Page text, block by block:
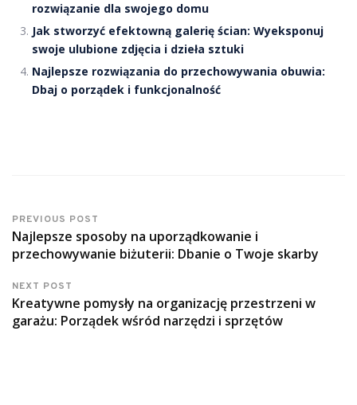
rozwiązanie dla swojego domu
Jak stworzyć efektowną galerię ścian: Wyeksponuj
swoje ulubione zdjęcia i dzieła sztuki
Najlepsze rozwiązania do przechowywania obuwia:
Dbaj o porządek i funkcjonalność
PREVIOUS POST
Najlepsze sposoby na uporządkowanie i
przechowywanie biżuterii: Dbanie o Twoje skarby
NEXT POST
Kreatywne pomysły na organizację przestrzeni w
garażu: Porządek wśród narzędzi i sprzętów